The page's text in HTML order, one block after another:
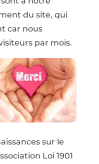
du site, qui
car nous
par mois.
sur le
Loi 1901